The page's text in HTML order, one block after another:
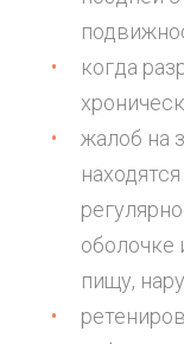
когда
жалоб на
оболочке
пищу,